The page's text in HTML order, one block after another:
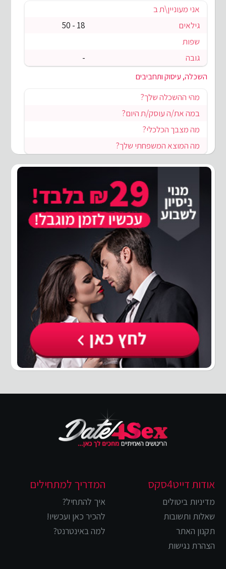
אני מעוניין\ת ב
גילאים
18 - 50
שפות
גובה
-
השכלה, עיסוק ותחביבים
מהי ההשכלה שלך?
במה את/ה עוסק/ת היום?
מה מצבך הכלכלי?
מה המוצא המשפחתי שלך?
אודות דייט4סקס
מדיניות ביטולים
שאלות ותשובות
תקנון האתר
הצהרת נגישות
המדריך למתחילים
איך להתחיל?
להכיר כאן ועכשיו!
למה באינטרנט?